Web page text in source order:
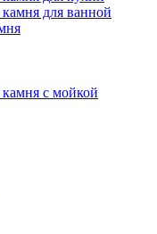
для ванной
с мойкой